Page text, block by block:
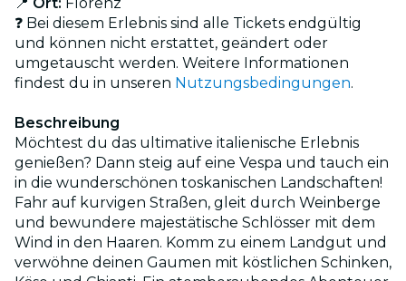
❓ Bei diesem Erlebnis sind alle Tickets endgültig
und können nicht erstattet, geändert oder
umgetauscht werden. Weitere Informationen
findest du in unseren Nutzungsbedingungen.
Beschreibung
Möchtest du das ultimative italienische Erlebnis
genießen? Dann steig auf eine Vespa und tauch ein
in die wunderschönen toskanischen Landschaften!
Fahr auf kurvigen Straßen, gleit durch Weinberge
und bewundere majestätische Schlösser mit dem
Wind in den Haaren. Komm zu einem Landgut und
verwöhne deinen Gaumen mit köstlichen Schinken,